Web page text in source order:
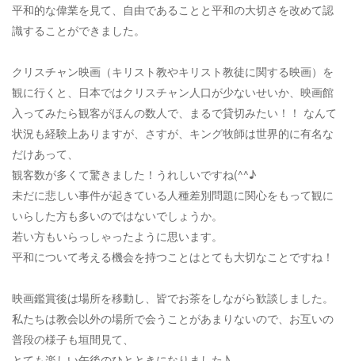
平和的な偉業を見て、自由であることと平和の大切さを改めて認
識することができました。
クリスチャン映画（キリスト教やキリスト教徒に関する映画）を
観に行くと、日本ではクリスチャン人口が少ないせいか、映画館
入ってみたら観客がほんの数人で、まるで貸切みたい！！ なんて
状況も経験上ありますが、さすが、キング牧師は世界的に有名な
だけあって、
観客数が多くて驚きました！うれしいですね(^^♪
未だに悲しい事件が起きている人種差別問題に関心をもって観に
いらした方も多いのではないでしょうか。
若い方もいらっしゃったように思います。
平和について考える機会を持つことはとても大切なことですね！
映画鑑賞後は場所を移動し、皆でお茶をしながら歓談しました。
私たちは教会以外の場所で会うことがあまりないので、お互いの
普段の様子も垣間見て、